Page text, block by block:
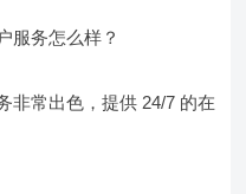
服务怎么样？
非常出色，提供 24/7 的在